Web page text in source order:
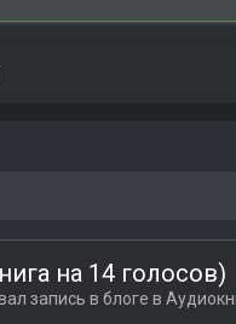
на 14 голосов)
запись в блоге в